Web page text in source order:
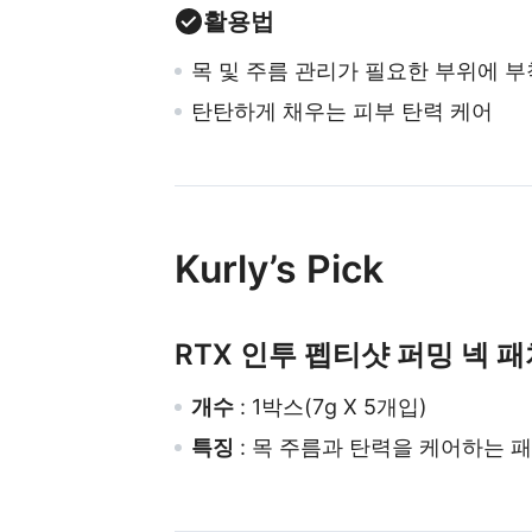
활용법
목 및 주름 관리가 필요한 부위에 부
탄탄하게 채우는 피부 탄력 케어
Kurly’s Pick
RTX 인투 펩티샷 퍼밍 넥 패
개수 : 1박스(7g X 5개입)
특징 : 목 주름과 탄력을 케어하는